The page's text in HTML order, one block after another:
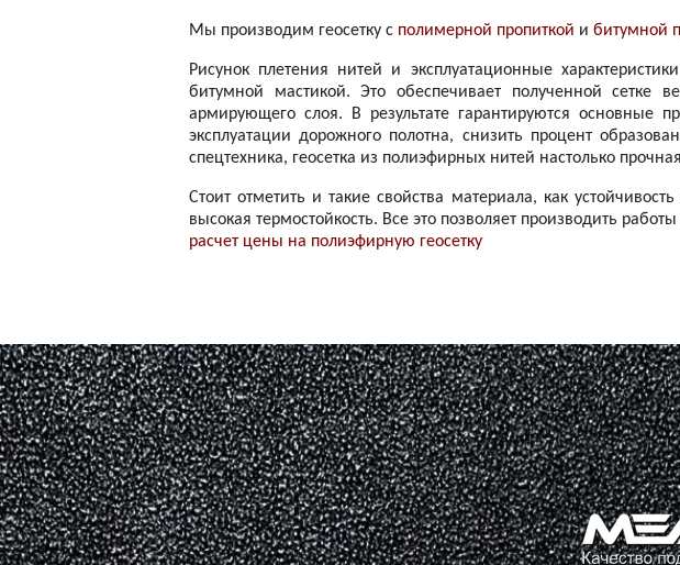
Мы производим геосетку с полимерной пропиткой и битумной
Рисунок плетения нитей и эксплуатационные
битумной мастикой. Это обеспечивает полученной сетке
армирующего слоя. В результате гарантируются основные
эксплуатации дорожного полотна, снизить процент
спецтехника, геосетка из полиэфирных нитей настолько
Стоит отметить и такие свойства материала, как
высокая термостойкость. Все это позволяет производить
расчет цены на полиэфирную геосетку